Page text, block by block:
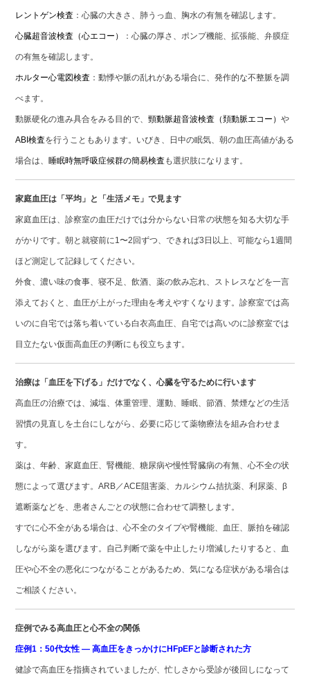
レントゲン検査 ：心臓の大きさ、肺うっ血、胸水の有無を確認します。
心臓超音波検査（心エコー） ：心臓の厚さ、ポンプ機能、拡張能、弁膜症
の有無を確認します。
ホルター心電図検査 ：動悸や脈の乱れがある場合に、発作的な不整脈を調
べます。
動脈硬化の進み具合をみる目的で、頸動脈超音波検査（頚動脈エコー）や
ABI検査を行うこともあります。いびき、日中の眠気、朝の血圧高値がある
場合は、 睡眠時無呼吸症候群の簡易検査 も選択肢になります。
家庭血圧は「平均」と「生活メモ」で見ます
家庭血圧は、診察室の血圧だけでは分からない日常の状態を知る大切な手
がかりです。朝と就寝前に1〜2回ずつ、できれば3日以上、可能なら1週間
ほど測定して記録してください。
外食、濃い味の食事、寝不足、飲酒、薬の飲み忘れ、ストレスなどを一言
添えておくと、血圧が上がった理由を考えやすくなります。診察室では高
いのに自宅では落ち着いている白衣高血圧、自宅では高いのに診察室では
目立たない仮面高血圧の判断にも役立ちます。
治療は「血圧を下げる」だけでなく、心臓を守るために行います
高血圧の治療では、減塩、体重管理、運動、睡眠、節酒、禁煙などの生活
習慣の見直しを土台にしながら、必要に応じて薬物療法を組み合わせま
す。
薬は、年齢、家庭血圧、腎機能、糖尿病や慢性腎臓病の有無、心不全の状
態によって選びます。ARB／ACE阻害薬、カルシウム拮抗薬、利尿薬、β
遮断薬などを、患者さんごとの状態に合わせて調整します。
すでに心不全がある場合は、心不全のタイプや腎機能、血圧、脈拍を確認
しながら薬を選びます。自己判断で薬を中止したり増減したりすると、血
圧や心不全の悪化につながることがあるため、気になる症状がある場合は
ご相談ください。
症例でみる高血圧と心不全の関係
症例1：50代女性 ― 高血圧をきっかけにHFpEFと診断された方
健診で高血圧を指摘されていましたが、忙しさから受診が後回しになって